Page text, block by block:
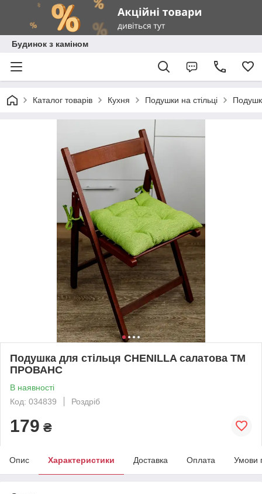
Будинок з каміном
Каталог товарів Кухня Подушки на стільці
Подушка для стільця CHENILLA салатова ТМ
ПРОВАНС
В наявності
Код: 034839
Роздріб
179 ₴
Опис Характеристики Доставка Оплата Умови